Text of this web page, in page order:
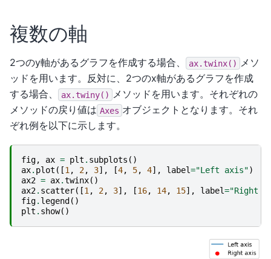
複数の軸
2つのy軸があるグラフを作成する場合、 ax.twinx() メソ
ッドを用います。反対に、2つのx軸があるグラフを作成
する場合、
ax.twiny() メソッドを用います。それぞれの
メソッドの戻り値は Axes オブジェクトとなります。それ
ぞれ例を以下に示します。
fig, ax = plt . subplots ()
ax. plot ([1 , 2, 3], [4, 5, 4], label="Left axis")
ax2 = ax.twinx()
ax2. scatter([1 , 2, 3], [16, 14, 15], label="Right
fig. legend ()
plt . show()